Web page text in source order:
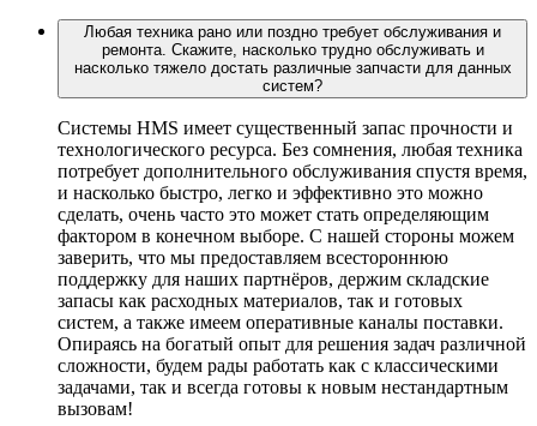
Любая техника рано или поздно требует обслуживания и
ремонта. Скажите, насколько трудно обслуживать и
насколько тяжело достать различные запчасти для данных
систем?
Системы HMS имеет существенный запас прочности и
технологического ресурса. Без сомнения, любая техника
потребует дополнительного обслуживания спустя время,
и насколько быстро, легко и эффективно это можно
сделать, очень часто это может стать определяющим
фактором в конечном выборе. С нашей стороны можем
заверить, что мы предоставляем всестороннюю
поддержку для наших партнёров, держим складские
запасы как расходных материалов, так и готовых
систем, а также имеем оперативные каналы поставки.
Опираясь на богатый опыт для решения задач различной
сложности, будем рады работать как с классическими
задачами, так и всегда готовы к новым нестандартным
вызовам!